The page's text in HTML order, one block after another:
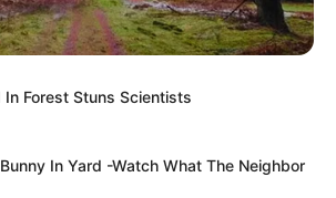
In Forest Stuns Scientists
In Yard -Watch What The Neighbor